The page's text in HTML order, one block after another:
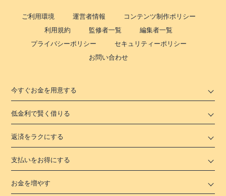
ご利用環境 運営者情報
コンテンツ制作ポリシー
利用規約
監修者一覧
編集者一覧
プライバシーポリシー
セキュリティーポリシー
お問い合わせ
今すぐお金を用意する
低金利で賢く借りる
返済をラクにする
支払いをお得にする
お金を増やす